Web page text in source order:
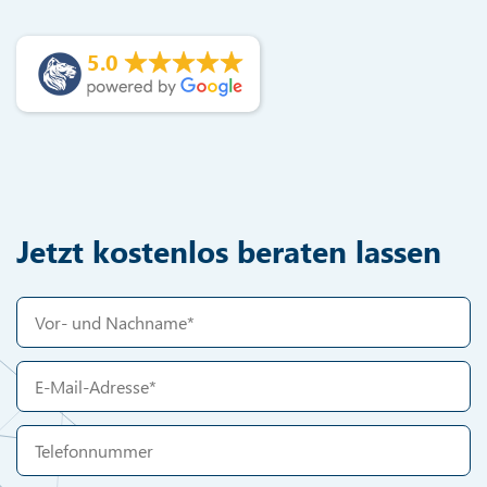
5.0
Jetzt kostenlos beraten lassen